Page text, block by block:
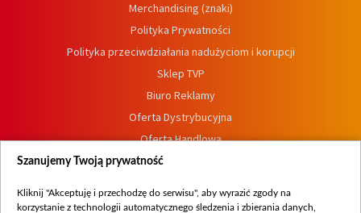
Merchandising (znaki)
Polityka Prywatności
Polityka przeciwdziałania nadużyciom i korupcji
Sklep TVP
Biuro Reklamy
Oferta Dystrybucyjna
Oferta Handlowa
Dostępność
Procedura zgłoszeń wewnętrznych
Szanujemy Twoją prywatność
Kliknij "Akceptuję i przechodzę do serwisu", aby wyrazić zgody na
korzystanie z technologii automatycznego śledzenia i zbierania danych,